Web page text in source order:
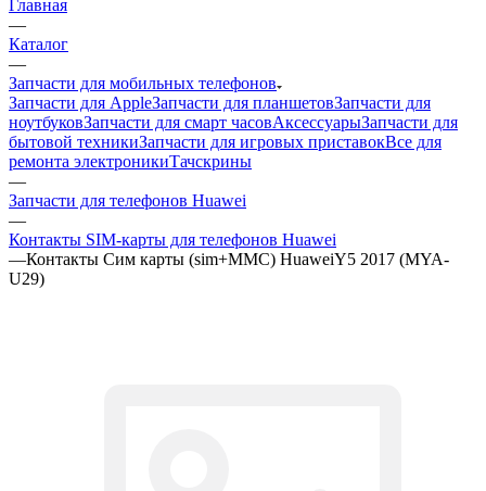
Каталог
—
Запчасти для мобильных телефонов
Запчасти для Apple
ноутбуковЗапчасти для смарт часовАксессуары
бытовой техникиЗапчасти для игровых приставокВсе для
ремонта электроникиТачскрины
—
Запчасти для телефонов Huawei
—
Контакты SIM-карты для телефонов Huawei
—
U29)